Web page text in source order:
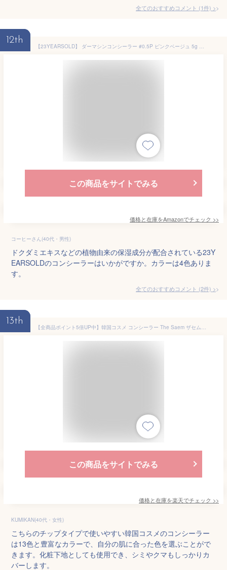
全てのおすすめコメント (1件) >
12th
【23YEARSOLD】 ダーマシンコンシーラー #0.5P ピンクベージュ 5g Derma Thin Concealer #0.5P Pink Beige 5g
この商品をサイトでみる
価格と在庫をAmazonでチェック >>
コーヒーさん(40代・男性)
ドクダミエキスなどの植物由来の保湿成分が配合されている23Y
EARSOLDのコンシーラーはいかがですか。カラーは4色ありま
す。
全てのおすすめコメント (2件) >
13th
【全商品ポイント5倍UP中】韓国コスメ コンシーラー The Saem ザセム コンシーラー カバー パーフェクション チップ コンシーラー 全13色 シミ クマ 化粧下地 メイク
この商品をサイトでみる
価格と在庫を楽天でチェック >>
KUMIKAN(40代・女性)
こちらのチップタイプで使いやすい韓国コスメのコンシーラー
は13色と豊富なカラーで、自分の肌に合った色を選ぶことがで
きます。化粧下地としても使用でき、シミやクマもしっかりカ
バーします。